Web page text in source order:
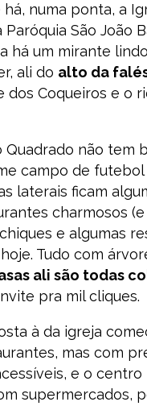
numa ponta, a
Paróquia São João
há um mirante
ali do alto da
dos Coqueiros e o
não tem
campo de futebol
laterais ficam
charmosos (e
e algumas
Tudo com
ali são todas
pra mil cliques.
à da igreja
mas com
e o centro
supermercados,